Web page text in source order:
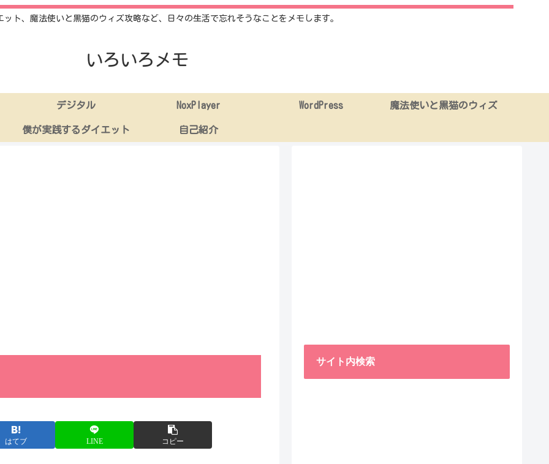
ット、魔法使いと黒猫のウィズ攻略など、日々の生活で忘れそうなことをメモします。
いろいろメモ
デジタル NoxPlayer WordPress 魔法使いと黒猫のウィズ
僕が実践するダイエット 自己紹介
はてブ LINE コピー
サイト内検索